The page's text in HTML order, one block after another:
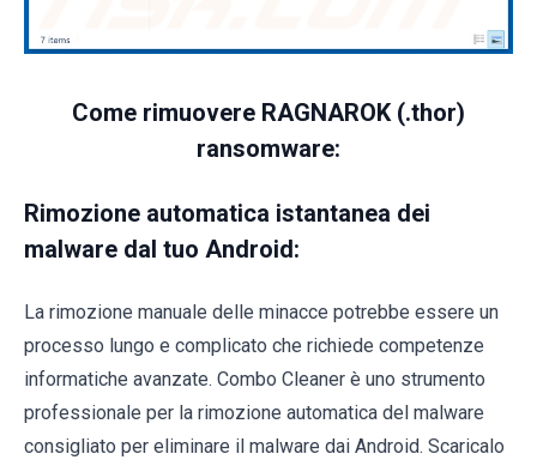
Come rimuovere RAGNAROK (.thor)
ransomware:
Rimozione automatica istantanea dei
malware dal tuo Android:
La rimozione manuale delle minacce potrebbe essere un
processo lungo e complicato che richiede competenze
informatiche avanzate. Combo Cleaner è uno strumento
professionale per la rimozione automatica del malware
consigliato per eliminare il malware dai Android. Scaricalo